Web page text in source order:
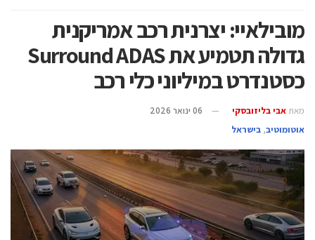
מובילאיי: יצרנית רכב אמריקנית
גדולה תטמיע את Surround ADAS
כסטנדרט במיליוני כלי רכב
מאת אבי בליזובסקי
06 ינואר 2026
אוטומוטיב, בישראל